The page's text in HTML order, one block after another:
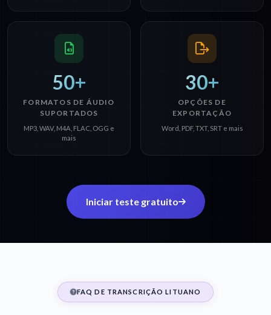
50+
FORMATOS DE ÁUDIO
SUPORTADOS
MP3, WAV, M4A, FLAC, OGG e
mais
30+
OPÇÕES DE
EXPORTAÇÃO
Word, PDF, TXT, SRT e mais
Iniciar teste gratuito
FAQ DE TRANSCRIÇÃO LITUANO